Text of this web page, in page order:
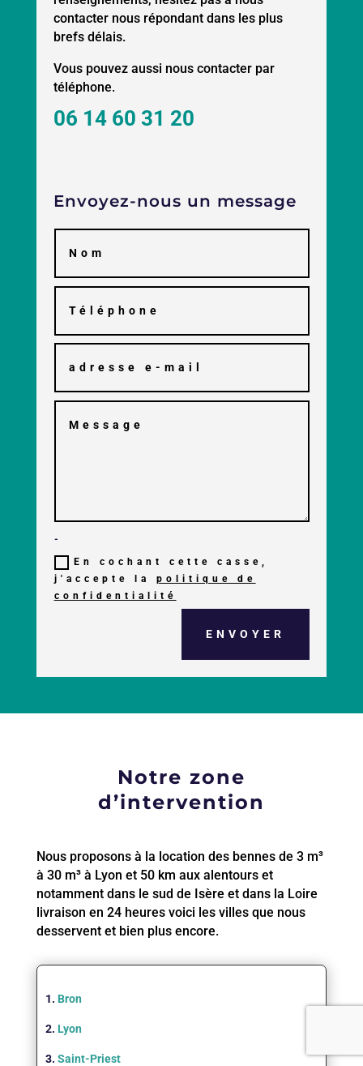
contacter nous répondant dans les plus
brefs délais.
Vous pouvez aussi nous contacter par
téléphone.
06 14 60 31 20
Envoyez-nous un message
-
En cochant cette casse,
j'accepte la politique de
confidentialité
ENVOYER
Notre zone
d’intervention
Nous proposons à la location des bennes de 3 m³
à 30 m³ à Lyon et 50 km aux alentours et
notamment dans le sud de Isère et dans la Loire
livraison en 24 heures voici les villes que nous
desservent et bien plus encore.
1. Bron
2. Lyon
3. Saint-Priest